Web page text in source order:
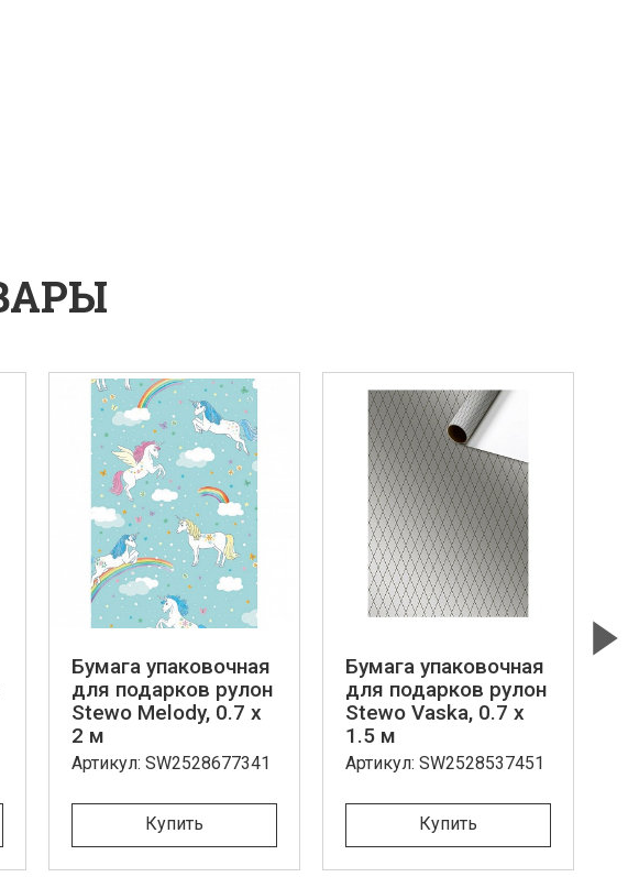
Бумага упаковочная
для подарков рулон
Stewo Melody, 0.7 x
2 м
Артикул: SW2528677341
Купить
Бумага упаковочная
для подарков рулон
Stewo Vaska, 0.7 x
1.5 м
Артикул: SW2528537451
Купить